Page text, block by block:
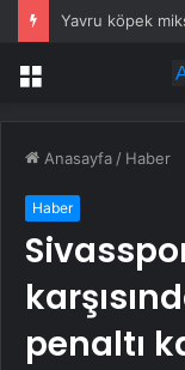
Yavru köpek
Menü
Anasayfa / Haber
Haber
penaltı